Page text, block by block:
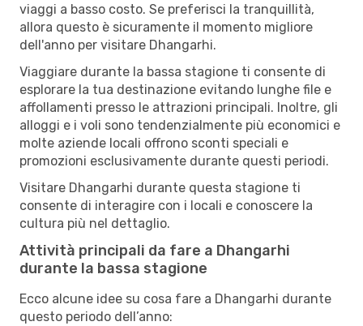
viaggi a basso costo. Se preferisci la tranquillità,
allora questo è sicuramente il momento migliore
dell'anno per visitare Dhangarhi.
Viaggiare durante la bassa stagione ti consente di
esplorare la tua destinazione evitando lunghe file e
affollamenti presso le attrazioni principali. Inoltre, gli
alloggi e i voli sono tendenzialmente più economici e
molte aziende locali offrono sconti speciali e
promozioni esclusivamente durante questi periodi.
Visitare Dhangarhi durante questa stagione ti
consente di interagire con i locali e conoscere la
cultura più nel dettaglio.
Attività principali da fare a Dhangarhi
durante la bassa stagione
Ecco alcune idee su cosa fare a Dhangarhi durante
questo periodo dell’anno: